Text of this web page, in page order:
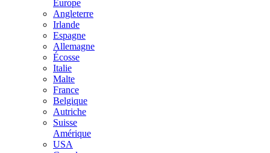
Europe
Angleterre
Irlande
Espagne
Allemagne
Écosse
Italie
Malte
France
Belgique
Autriche
Suisse
Amérique
USA